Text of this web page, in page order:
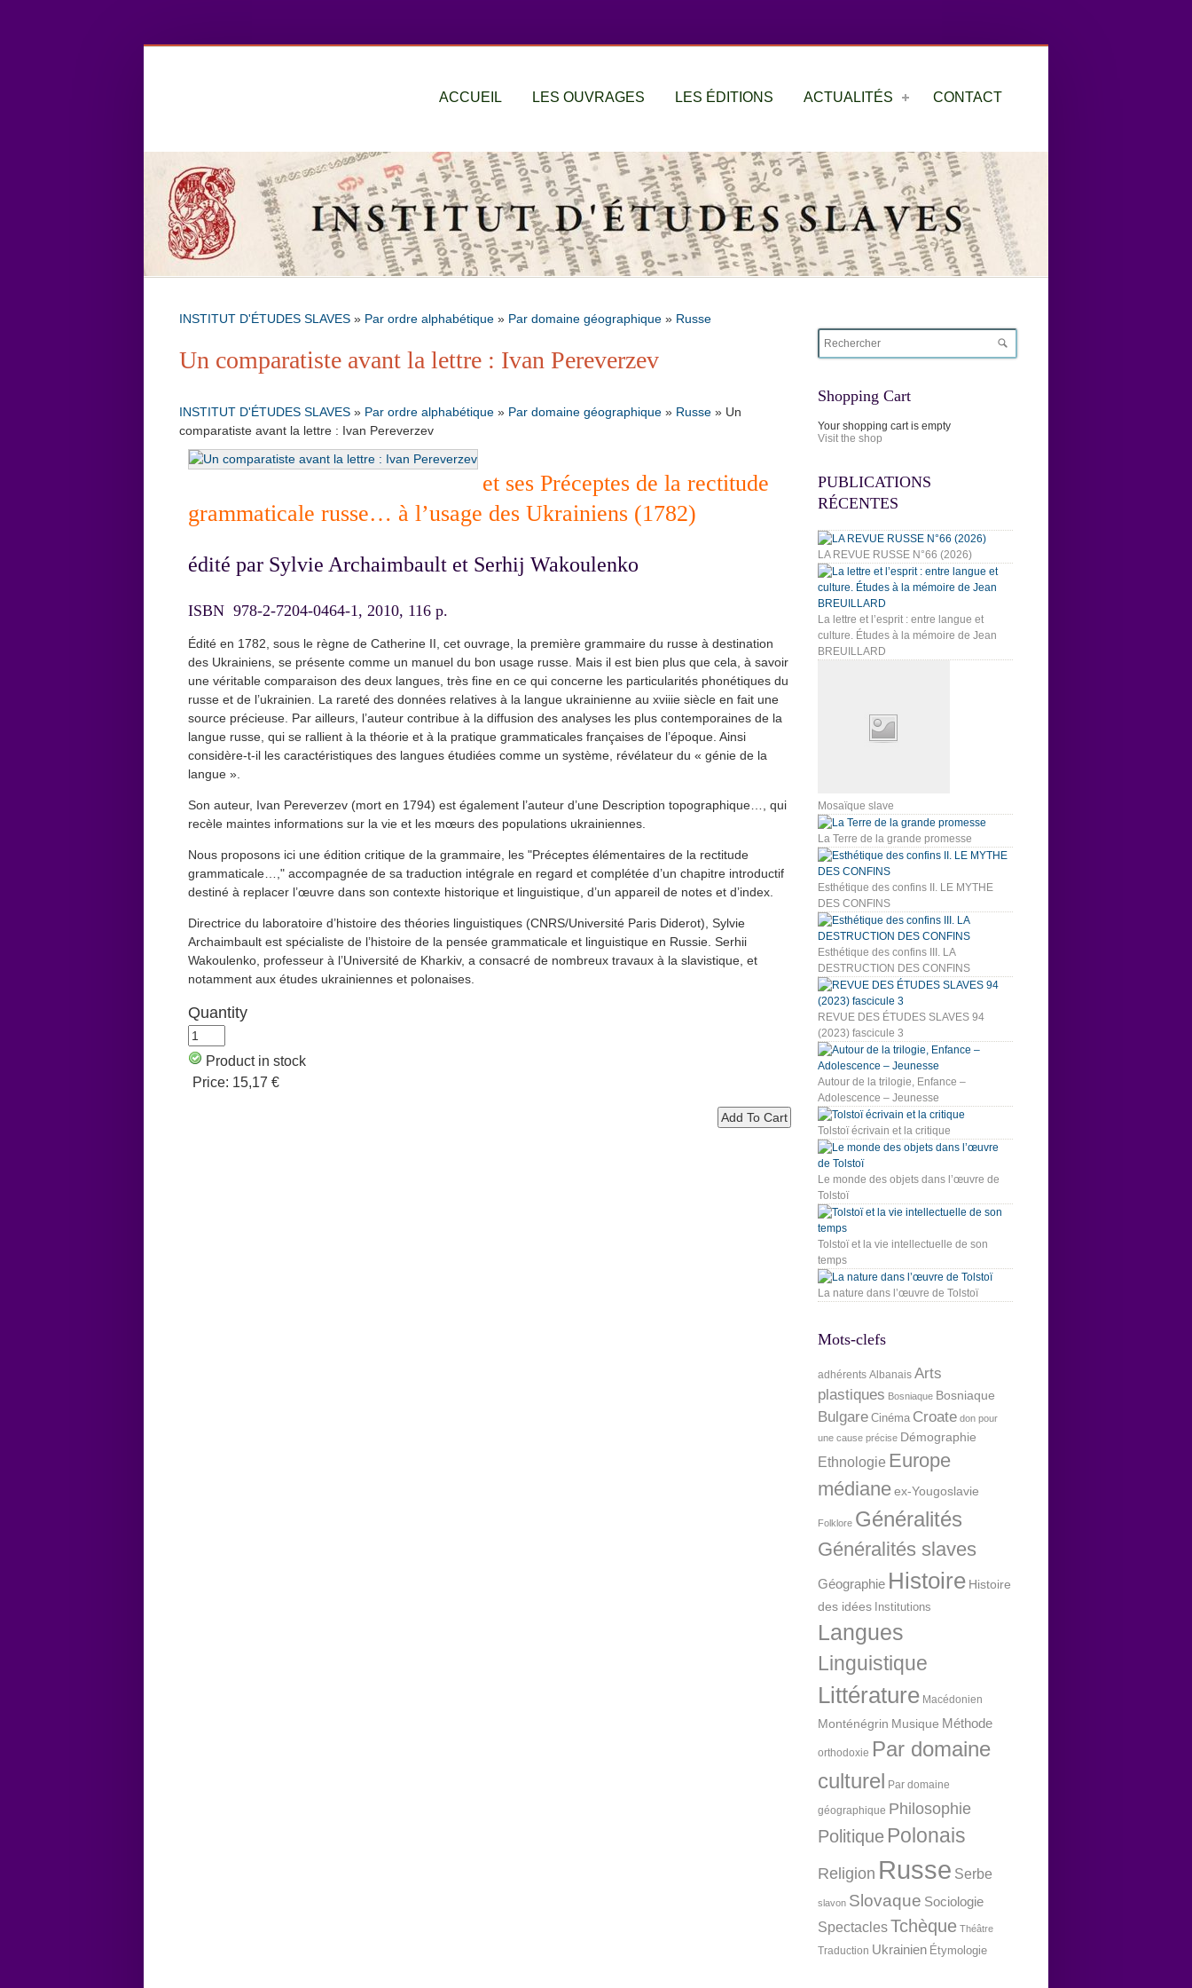
ACCUEIL LES OUVRAGES LES ÉDITIONS ACTUALITÉS CONTACT
INSTITUT D'ÉTUDES SLAVES » Par ordre alphabétique » Par domaine géographique » Russe
Un comparatiste avant la lettre : Ivan Pereverzev
INSTITUT D'ÉTUDES SLAVES » Par ordre alphabétique » Par domaine géographique » Russe » Un
comparatiste avant la lettre : Ivan Pereverzev
et ses Préceptes de la rectitude
grammaticale russe… à l’usage des Ukrainiens (1782)
édité par Sylvie Archaimbault et Serhij Wakoulenko
ISBN 978-2-7204-0464-1, 2010, 116 p.
Édité en 1782, sous le règne de Catherine II, cet ouvrage, la première grammaire du russe à destination
des Ukrainiens, se présente comme un manuel du bon usage russe. Mais il est bien plus que cela, à savoir
une véritable comparaison des deux langues, très ﬁne en ce qui concerne les particularités phonétiques du
russe et de l’ukrainien. La rareté des données relatives à la langue ukrainienne au xviiie siècle en fait une
source précieuse. Par ailleurs, l’auteur contribue à la diffusion des analyses les plus contemporaines de la
langue russe, qui se rallient à la théorie et à la pratique grammaticales françaises de l’époque. Ainsi
considère-t-il les caractéristiques des langues étudiées comme un système, révélateur du « génie de la
langue ».
Son auteur, Ivan Pereverzev (mort en 1794) est également l’auteur d’une Description topographique…, qui
recèle maintes informations sur la vie et les mœurs des populations ukrainiennes.
Nous proposons ici une édition critique de la grammaire, les "Préceptes élémentaires de la rectitude
grammaticale…," accompagnée de sa traduction intégrale en regard et complétée d’un chapitre introductif
destiné à replacer l’œuvre dans son contexte historique et linguistique, d’un appareil de notes et d’index.
Directrice du laboratoire d’histoire des théories linguistiques (CNRS/Université Paris Diderot), Sylvie
Archaimbault est spécialiste de l’histoire de la pensée grammaticale et linguistique en Russie. Serhii
Wakoulenko, professeur à l’Université de Kharkiv, a consacré de nombreux travaux à la slavistique, et
notamment aux études ukrainiennes et polonaises.
Quantity
Product in stock
Price: 15,17 €
Shopping Cart
Your shopping cart is empty
Visit the shop
PUBLICATIONS
RÉCENTES
LA REVUE RUSSE N°66 (2026)
La lettre et l’esprit : entre langue et
culture. Études à la mémoire de Jean
BREUILLARD
Mosaïque slave
La Terre de la grande promesse
Esthétique des confins II. LE MYTHE
DES CONFINS
Esthétique des confins III. LA
DESTRUCTION DES CONFINS
REVUE DES ÉTUDES SLAVES 94
(2023) fascicule 3
Autour de la trilogie, Enfance –
Adolescence – Jeunesse
Tolstoï écrivain et la critique
Le monde des objets dans l’œuvre de
Tolstoï
Tolstoï et la vie intellectuelle de son
temps
La nature dans l’œuvre de Tolstoï
Mots-clefs
adhérents Albanais Arts
plastiques Bosniaque Bosniaque
Bulgare Cinéma Croate don pour
une cause précise Démographie
Ethnologie Europe
médianeex-Yougoslavie
Folklore Généralités
Généralités slaves
Géographie Histoire Histoire
des idées Institutions
Langues
Linguistique
Littérature Macédonien
Monténégrin Musique Méthode
orthodoxie Par domaine
culturel Par domaine
géographique Philosophie
Politique Polonais
Religion Russe Serbe
slavon Slovaque Sociologie
SpectaclesTchèque Théâtre
Traduction Ukrainien Étymologie